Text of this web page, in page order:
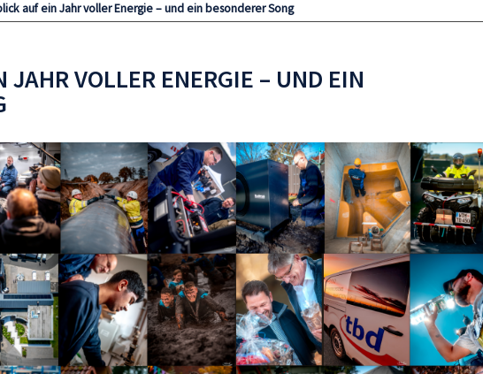
auf ein Jahr voller Energie – und ein besonderer Song
JAHR VOLLER ENERGIE – UND EIN